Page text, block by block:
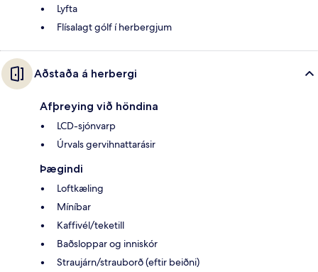
Lyfta
Flísalagt gólf í herbergjum
Aðstaða á herbergi
Afþreying við höndina
LCD-sjónvarp
Úrvals gervihnattarásir
Þægindi
Loftkæling
Míníbar
Kaffivél/teketill
Baðsloppar og inniskór
Straujárn/strauborð (eftir beiðni)